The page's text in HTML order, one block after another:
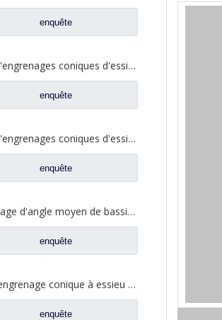
enquête
Paire d'engrenages coniques d'essieu arrière 21/28 pour pièces de rechange de camion Ankai & BENZ Foton Auman HFF2402038/39CK1BZ
enquête
Paire d'engrenages coniques d'essieu arrière 18/27 pour pièces de rechange de camion Ankai & BENZ Foton Auman HFF2402040/41CK1BZ
enquête
Engrenage d'angle moyen de bassin de pont pour les pièces de rechange 42104456 de camion de SAIC Hongyan
enquête
28/21 engrenage conique à essieu moyen pour essieu Ankai essieu Benz Foton Auman pièces de rechange de camion HFF2502038/39CK1BZ
enquête